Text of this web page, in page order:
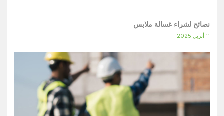
نصائح لشراء غسالة ملابس
11 أبريل 2025